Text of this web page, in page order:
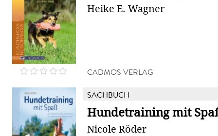
Heike E. Wagner
CADMOS VERLAG
SACHBUCH
Hundetraining mit
Nicole Röder